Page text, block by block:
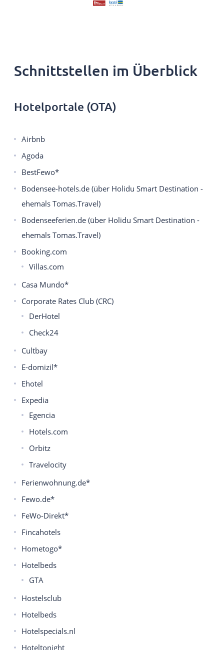
Schnittstellen im Überblick
Hotelportale (OTA)
Airbnb
Agoda
BestFewo*
Bodensee-hotels.de (über Holidu Smart Destination -
ehemals Tomas.Travel)
Bodenseeferien.de (über Holidu Smart Destination -
ehemals Tomas.Travel)
Booking.com
Villas.com
Casa Mundo*
Corporate Rates Club (CRC)
DerHotel
Check24
Cultbay
E-domizil*
Ehotel
Expedia
Egencia
Hotels.com
Orbitz
Travelocity
Ferienwohnung.de*
Fewo.de*
FeWo-Direkt*
Fincahotels
Hometogo*
Hotelbeds
GTA
Hostelsclub
Hotelbeds
Hotelspecials.nl
Hoteltonight